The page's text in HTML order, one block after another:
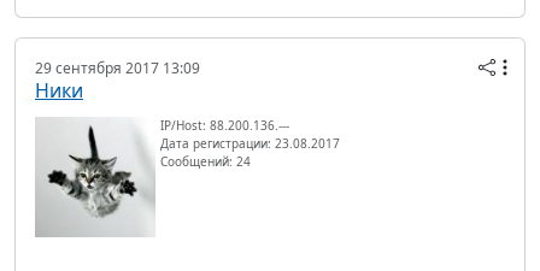
29 сентября 2017 13:09
Ники
IP/Host: 88.200.136.---
Дата регистрации: 23.08.2017
Сообщений: 24